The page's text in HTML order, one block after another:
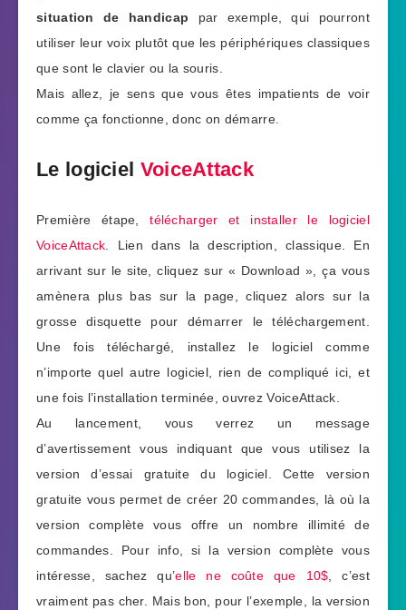
situation de handicap par exemple, qui pourront
utiliser leur voix plutôt que les périphériques classiques
que sont le clavier ou la souris.
Mais allez, je sens que vous êtes impatients de voir
comme ça fonctionne, donc on démarre.
Le logiciel VoiceAttack
Première étape,télécharger et installer le logiciel
VoiceAttack . Lien dans la description, classique. En
arrivant sur le site, cliquez sur « Download », ça vous
amènera plus bas sur la page, cliquez alors sur la
grosse disquette pour démarrer le téléchargement.
Une fois téléchargé, installez le logiciel comme
n’importe quel autre logiciel, rien de compliqué ici, et
une fois l’installation terminée, ouvrez VoiceAttack.
Au lancement, vous verrez un message
d’avertissement vous indiquant que vous utilisez la
version d’essai gratuite du logiciel. Cette version
gratuite vous permet de créer 20 commandes, là où la
version complète vous offre un nombre illimité de
commandes. Pour info, si la version complète vous
intéresse, sachez qu’elle ne coûte que 10$ , c’est
vraiment pas cher. Mais bon, pour l’exemple, la version